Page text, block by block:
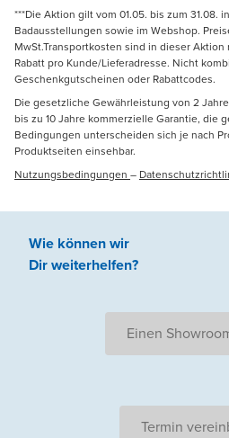
***Die Aktion gilt vom 01.05. bis zum 31.08.
Badausstellungen sowie im Webshop.
MwSt.Transportkosten sind in dieser
Rabatt pro Kunde/Lieferadresse. Nicht
Geschenkgutscheinen oder Rabattcodes.
Die gesetzliche Gewährleistung von 2
bis zu 10 Jahre kommerzielle Garantie, die
Bedingungen unterscheiden sich je nach
Produktseiten einsehbar.
Nutzungsbedingungen –
Wie können wir
Dir weiterhelfen?
Einen
Termin